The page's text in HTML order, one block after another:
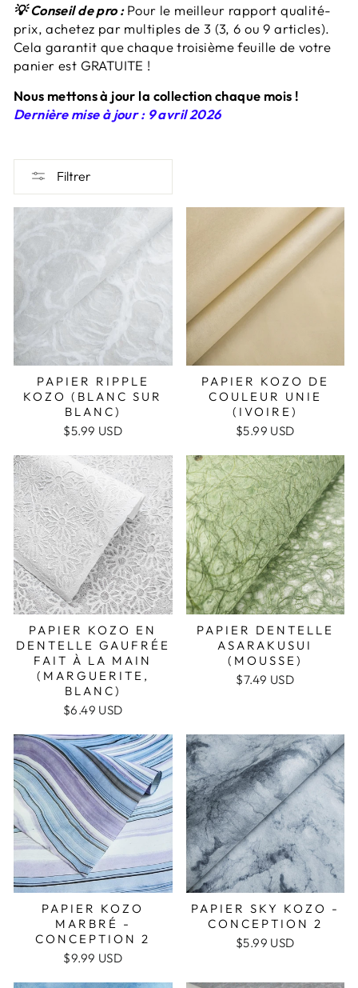
💡Conseil de pro : Pour le meilleur rapport qualité-
prix, achetez par multiples de 3 (3, 6 ou 9 articles).
Cela garantit que chaque troisième feuille de votre
panier est GRATUITE !
Nous mettons à jour la collection chaque mois !
Dernière mise à jour : 9 avril 2026
Filtrer
PAPIER RIPPLE
KOZO (BLANC SUR
BLANC)
$5.99 USD
PAPIER KOZO DE
COULEUR UNIE
(IVOIRE)
$5.99 USD
PAPIER KOZO EN
DENTELLE GAUFRÉE
FAIT À LA MAIN
(MARGUERITE,
BLANC)
$6.49 USD
PAPIER DENTELLE
ASARAKUSUI
(MOUSSE)
$7.49 USD
PAPIER KOZO
MARBRÉ -
CONCEPTION 2
$9.99 USD
PAPIER SKY KOZO -
CONCEPTION 2
$5.99 USD